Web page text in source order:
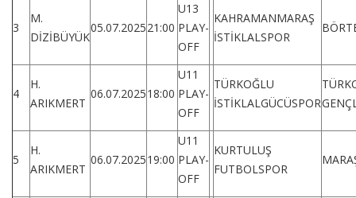
3
M.
DİZİBÜYÜK
05.07.202521:00
U13
PLAY-
OFF
KAHRAMANMARAŞ
İSTİKLALSPOR
4
H.
ARIKMERT
06.07.202518:00
U11
PLAY-
OFF
TÜRKOĞLU
İSTİKLALGÜCÜSPOR
5
H.
ARIKMERT
06.07.202519:00
U11
PLAY-
OFF
KURTULUŞ
FUTBOLSPOR